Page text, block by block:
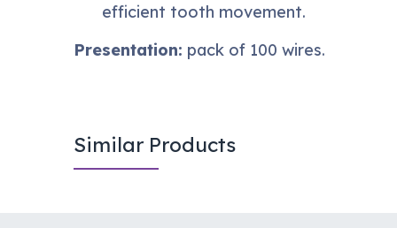
efficient tooth movement.
Presentation: pack of 100 wires.
Similar Products